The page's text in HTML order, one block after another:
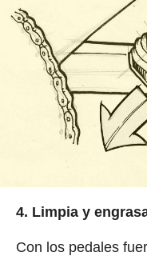
4. Limpia y
Con los pedales